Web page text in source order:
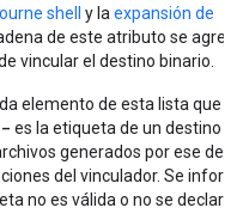
shell
y la expansión de
de este atributo se
vincular el destino binario.
elemento de esta lista que no
- es la etiqueta de un destino en
generados por ese
del vinculador. Se
no es válida o no se declara